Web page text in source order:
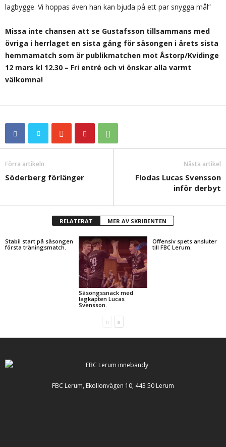
lagbygge. Vi hoppas även han kan bjuda på ett par snygga mål”
Missa inte chansen att se Gustafsson tillsammans med
övriga i herrlaget en sista gång för säsongen i årets sista
hemmamatch som är publikmatchen mot Åstorp/Kvidinge
12 mars kl 12.30 – Fri entré och vi önskar alla varmt
välkomna!
Förra artikeln
Söderberg förlänger
Nästa artikel
Flodas Lucas Svensson
inför derbyt
RELATERAT MER AV SKRIBENTEN
Stabil start på säsongen
första träningsmatch.
Säsongssnack med
lagkapten Lucas
Svensson.
Offensiv spets ansluter
till FBC Lerum.
FBC Lerum, Ekollonvägen 10, 443 50 Lerum